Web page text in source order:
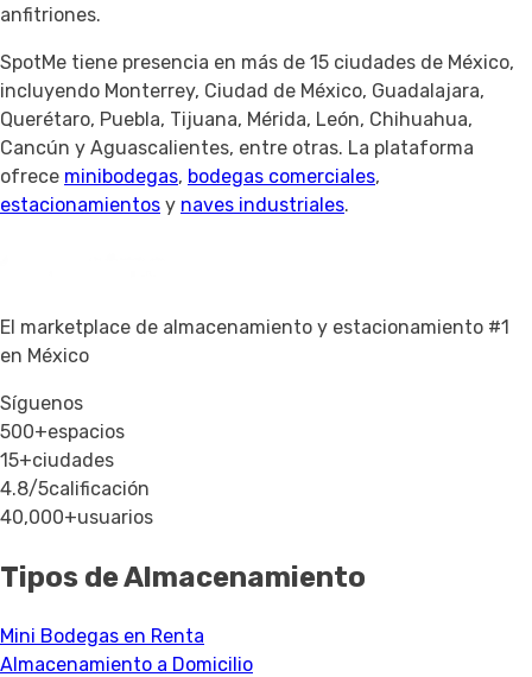
anfitriones.
SpotMe tiene presencia en más de 15 ciudades de México,
incluyendo Monterrey, Ciudad de México, Guadalajara,
Querétaro, Puebla, Tijuana, Mérida, León, Chihuahua,
Cancún y Aguascalientes, entre otras. La plataforma
ofrece minibodegas, bodegas comerciales,
estacionamientos y naves industriales.
El marketplace de almacenamiento y estacionamiento #1
en México
Síguenos
500+espacios
15+ciudades
4.8/5calificación
40,000+usuarios
Tipos de Almacenamiento
Mini Bodegas en Renta
Almacenamiento a Domicilio